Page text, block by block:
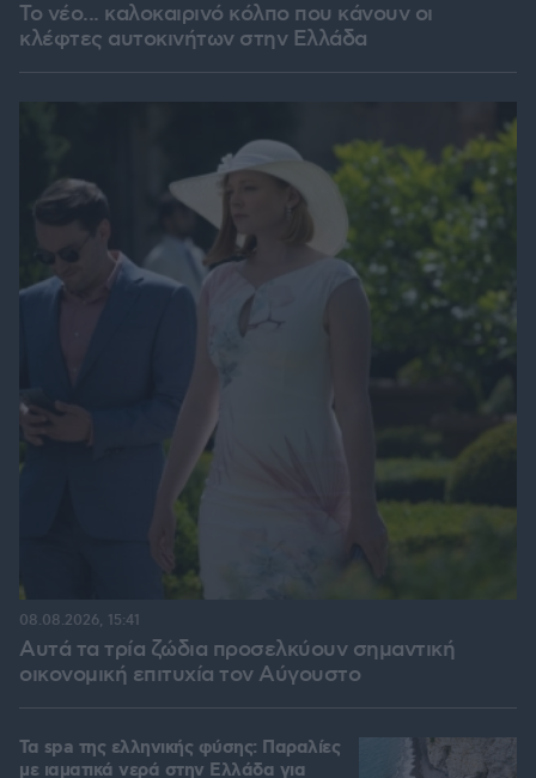
Το νέο... καλοκαιρινό κόλπο που κάνουν οι
κλέφτες αυτοκινήτων στην Ελλάδα
Αυτά τα τρία ζώδια προσελκύουν σημαντική
οικονομική επιτυχία τον Αύγουστο
08.08.2026, 15:41
Τα spa της ελληνικής φύσης: Παραλίες
με ιαματικά νερά στην Ελλάδα για